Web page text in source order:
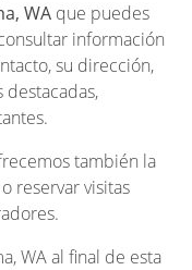
WA que puedes
información
su dirección,
también la
reservar visitas
WA al final de esta